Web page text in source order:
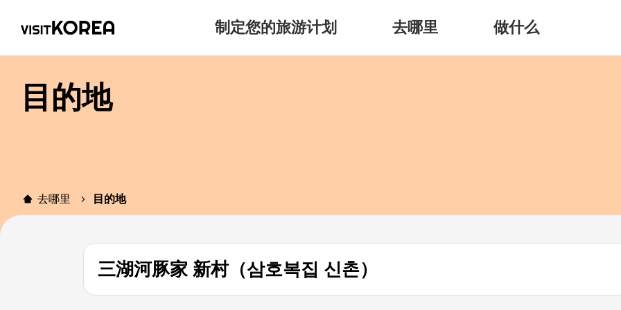
制定您的旅游计划 去哪里 做什么
目的地
去哪里 目的地
三湖河豚家 新村（삼호복집 신촌）